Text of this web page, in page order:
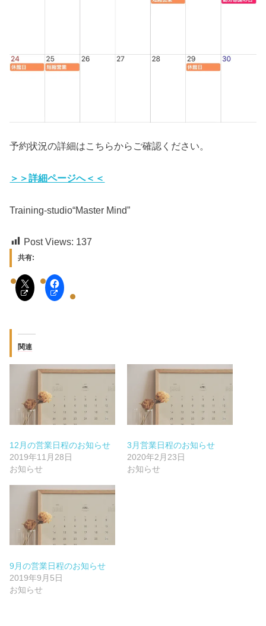
予約状況の詳細はこちらからご確認ください。
＞＞詳細ページへ＜＜
Training-studio“Master Mind”
Post Views: 137
共有:
関連
12月の営業日程のお知らせ
2019年11月28日
お知らせ
3月営業日程のお知らせ
2020年2月23日
お知らせ
9月の営業日程のお知らせ
2019年9月5日
お知らせ